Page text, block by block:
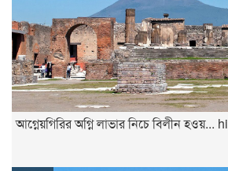
আগ্নেয়গিরির অগ্নি লাভার নিচে বিলীন হওয়... hi